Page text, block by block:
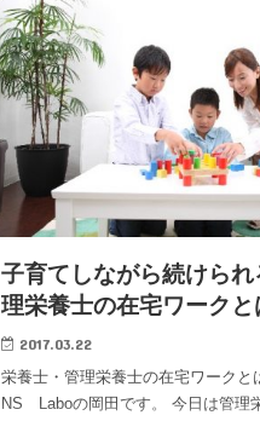
子育てしながら続けら
理栄養士の在宅ワークと
2017.03.22
栄養士・管理栄養士の在宅ワークと
NS Laboの岡田です。 今日は管理